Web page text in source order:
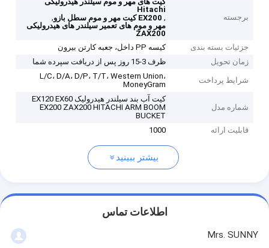
برجسته
Hitachi
, EX200 کیت مهر و موم سطل بازو
,
مهر و موم های تعمیر سیلندر های هیدرولیکی
ZAX200
جزئیات بسته بندی
کیسه PP داخل، جعبه کارتن بیرون
زمان تحویل
ظرف 3-15 روز پس از دریافت سپرده شما
شرایط پرداخت
L/C، D/A، D/P، T/T، Western Union،
MoneyGram
شماره مدل
کیت آب بند سیلندر هیدرولیک EX120 EX60
EX200 ZAX200 HITACHI ARM BOOM
BUCKET
قابلیت ارائه
1000
بیشتر ببینید
اطلاعات تماس
Mrs. SUNNY